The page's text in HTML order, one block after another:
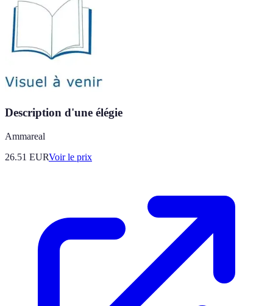
Description d'une élégie
Ammareal
26.51 EURVoir le prix